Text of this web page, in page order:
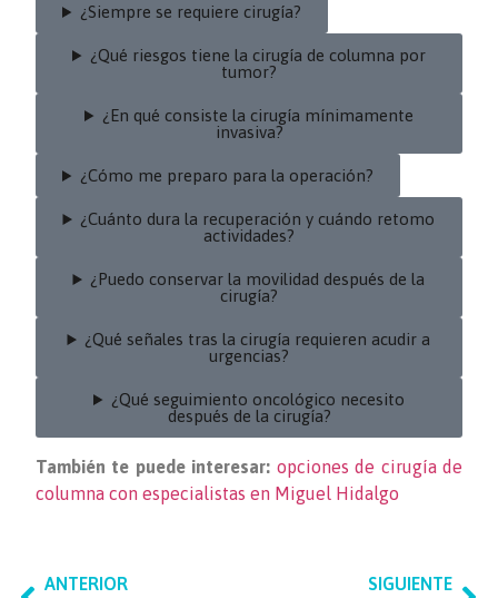
¿Siempre se requiere cirugía?
¿Qué riesgos tiene la cirugía de columna por
tumor?
¿En qué consiste la cirugía mínimamente
invasiva?
¿Cómo me preparo para la operación?
¿Cuánto dura la recuperación y cuándo retomo
actividades?
¿Puedo conservar la movilidad después de la
cirugía?
¿Qué señales tras la cirugía requieren acudir a
urgencias?
¿Qué seguimiento oncológico necesito
después de la cirugía?
También te puede interesar: opciones de cirugía de
columna con especialistas en Miguel Hidalgo
ANTERIOR
SIGUIENTE